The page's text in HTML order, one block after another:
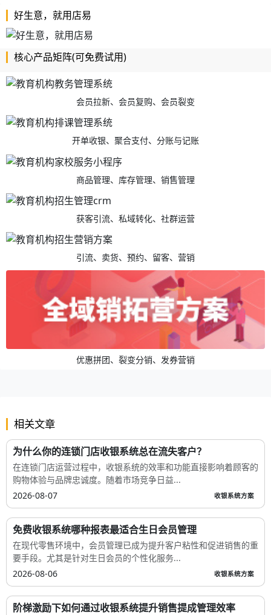
好生意，就用店易
核心产品矩阵(可免费试用)
会员拉新、会员复购、会员裂变
开单收银、聚合支付、分账与记账
商品管理、库存管理、销售管理
获客引流、私域转化、社群运营
引流、卖货、预约、留客、营销
优惠拼团、裂变分销、发券营销
相关文章
为什么你的连锁门店收银系统总在流失客户？
在连锁门店运营过程中，收银系统的效率和功能直接影响着顾客的
购物体验与品牌忠诚度。随着市场竞争日益...
2026-08-07
收银系统方案
免费收银系统哪种报表最适合生日会员管理
在现代零售环境中，会员管理已成为提升客户粘性和促进销售的重
要手段。尤其是针对生日会员的个性化服务...
2026-08-06
收银系统方案
阶梯激励下如何通过收银系统提升销售提成管理效率